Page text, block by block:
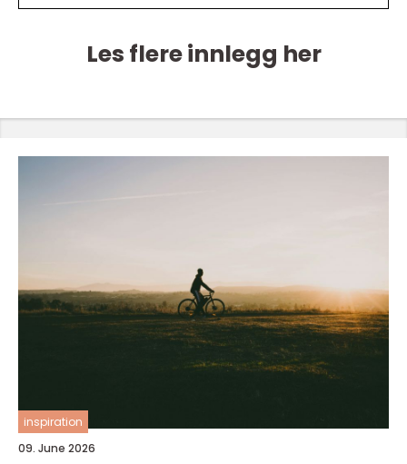
Les flere innlegg her
inspiration
09. June 2026